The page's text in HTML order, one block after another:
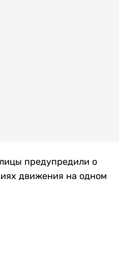
предупредили о
движения на одном